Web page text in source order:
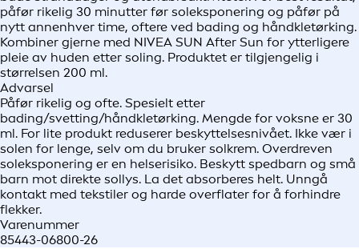
påfør rikelig 30 minutter før soleksponering og påfør på
nytt annenhver time, oftere ved bading og håndkletørking.
Kombiner gjerne med NIVEA SUN After Sun for ytterligere
pleie av huden etter soling. Produktet er tilgjengelig i
størrelsen 200 ml.
Advarsel
Påfør rikelig og ofte. Spesielt etter
bading/svetting/håndkletørking. Mengde for voksne er 30
ml. For lite produkt reduserer beskyttelsesnivået. Ikke vær i
solen for lenge, selv om du bruker solkrem. Overdreven
soleksponering er en helserisiko. Beskytt spedbarn og små
barn mot direkte sollys. La det absorberes helt. Unngå
kontakt med tekstiler og harde overflater for å forhindre
flekker.
Varenummer
85443-06800-26